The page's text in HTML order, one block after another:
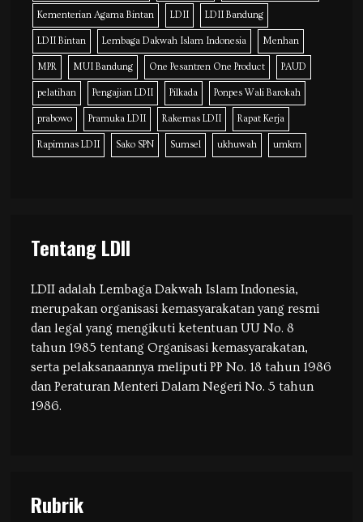
Kementerian Agama Bintan LDII LDII Bandung
LDII Bintan Lembaga Dakwah Islam Indonesia Menhan
MPR MUI Bandung One Pesantren One Product PAUD
pelatihan Pengajian LDII Pilkada Ponpes Wali Barokah
prabowo Pramuka LDII Rakernas LDII Rapat Kerja
Rapimnas LDII Sako SPN Sumsel ukhuwah umkm
Tentang LDII
LDII adalah Lembaga Dakwah Islam Indonesia,
merupakan organisasi kemasyarakatan yang resmi
dan legal yang mengikuti ketentuan UU No. 8
tahun 1985 tentang Organisasi kemasyarakatan,
serta pelaksanaannya meliputi PP No. 18 tahun 1986
dan Peraturan Menteri Dalam Negeri No. 5 tahun
1986.
Rubrik